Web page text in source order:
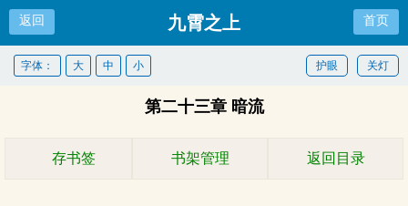
返回 九霄之上 首页
关灯
护眼
字体： 大 中 小
第二十三章 暗流
存书签 书架管理 返回目录